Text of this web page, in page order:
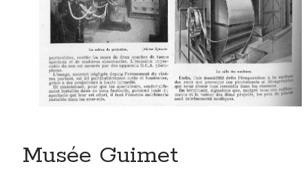
Musée Guimet